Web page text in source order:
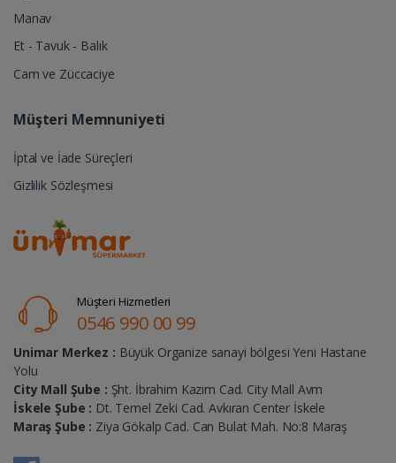
Manav
Et - Tavuk - Balık
Cam ve Züccaciye
Müşteri Memnuniyeti
İptal ve İade Süreçleri
Gizlilik Sözleşmesi
Müşteri Hizmetleri
0546 990 00 99
Unimar Merkez : Büyük Organize sanayi bölgesi Yeni Hastane
Yolu
City Mall Şube : Şht. İbrahim Kazım Cad. City Mall Avm
İskele Şube : Dt. Temel Zeki Cad. Avkıran Center İskele
Maraş Şube : Ziya Gökalp Cad. Can Bulat Mah. No:8 Maraş